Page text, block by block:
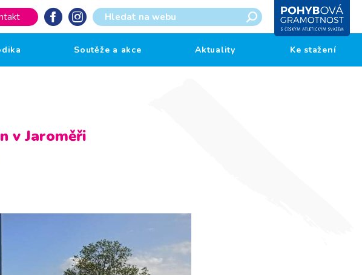
Soutěže a akce Aktuality Ke stažení
v Jaroměři